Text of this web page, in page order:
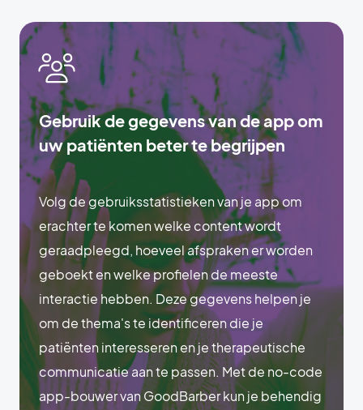
Gebruik de gegevens van de app om
uw patiënten beter te begrijpen
Volg de gebruiksstatistieken van je app om
erachter te komen welke content wordt
geraadpleegd, hoeveel afspraken er worden
geboekt en welke profielen de meeste
interactie hebben. Deze gegevens helpen je
om de thema's te identificeren die je
patiënten interesseren en je therapeutische
communicatie aan te passen. Met de no-code
app-bouwer van GoodBarber kun je behendig